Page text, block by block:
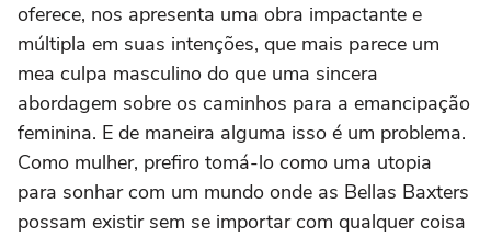
oferece, nos apresenta uma obra impactante e
múltipla em suas intenções, que mais parece um
mea culpa masculino do que uma sincera
abordagem sobre os caminhos para a emancipação
feminina. E de maneira alguma isso é um problema.
Como mulher, prefiro tomá-lo como uma utopia
para sonhar com um mundo onde as Bellas Baxters
possam existir sem se importar com qualquer coisa